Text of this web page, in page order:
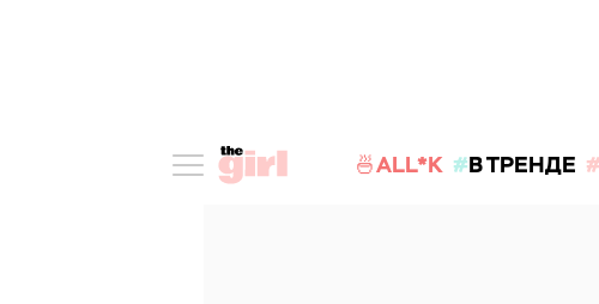
🍜ALL*K В ТРЕНДЕ